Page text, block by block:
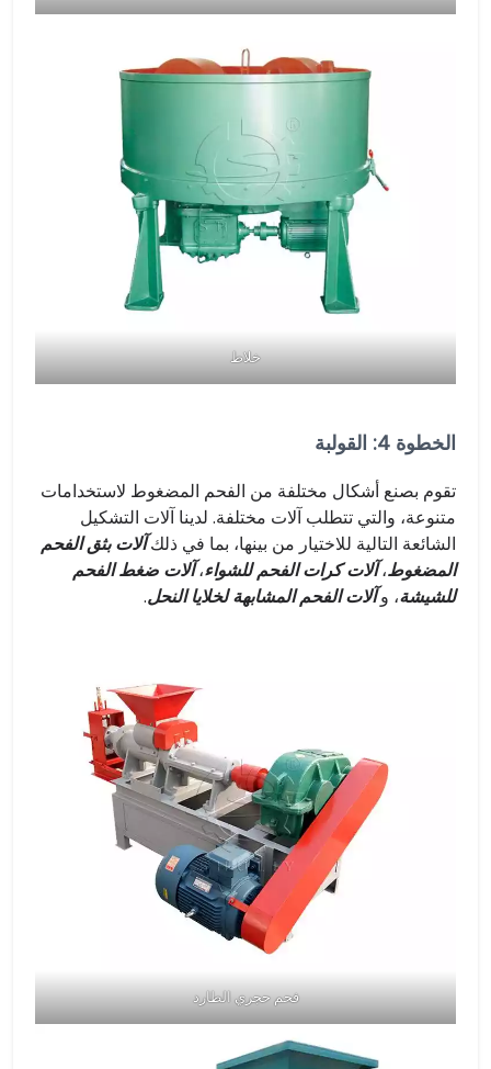
خلاط
الخطوة 4: القولبة
تقوم بصنع أشكال مختلفة من الفحم المضغوط لاستخدامات
متنوعة، والتي تتطلب آلات مختلفة. لدينا آلات التشكيل
الشائعة التالية للاختيار من بينها، بما في ذلكآلات بثق الفحم
المضغوط،آلات كرات الفحم للشواء،آلات ضغط الفحم
للشيشة، وآلات الفحم المشابهة لخلايا النحل.
فحم حجري الطارد